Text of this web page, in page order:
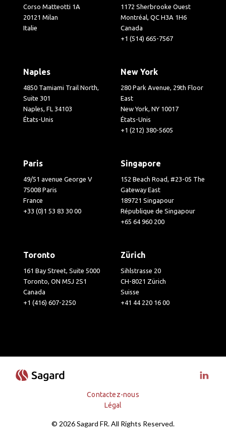
Corso Matteotti 1A
20121 Milan
Italie
1172 Sherbrooke Ouest
Montréal, QC H3A 1H6
Canada
+1 (514) 665-7567
Naples
4850 Tamiami Trail North,
Suite 301
Naples, FL 34103
États-Unis
New York
280 Park Avenue, 29th Floor
East
New York, NY 10017
États-Unis
+1 (212) 380-5605
Paris
49/51 avenue George V
75008 Paris
France
+33 (0)1 53 83 30 00
Singapore
152 Beach Road, #23-05 The
Gateway East
189721 Singapour
République de Singapour
+65 64 960 200
Toronto
161 Bay Street, Suite 5000
Toronto, ON M5J 2S1
Canada
+1 (416) 607-2250
Zürich
Sihlstrasse 20
CH-8021 Zürich
Suisse
+41 44 220 16 00
Contactez-nous
Légal
© 2026 Sagard FR. All Rights Reserved.